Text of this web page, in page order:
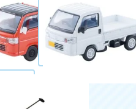
ドヴィンテージ